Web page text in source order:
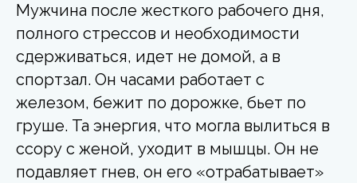
Мужчина после жесткого рабочего дня,
полного стрессов и необходимости
сдерживаться, идет не домой, а в
спортзал. Он часами работает с
железом, бежит по дорожке, бьет по
груше. Та энергия, что могла вылиться в
ссору с женой, уходит в мышцы. Он не
подавляет гнев, он его «отрабатывает»